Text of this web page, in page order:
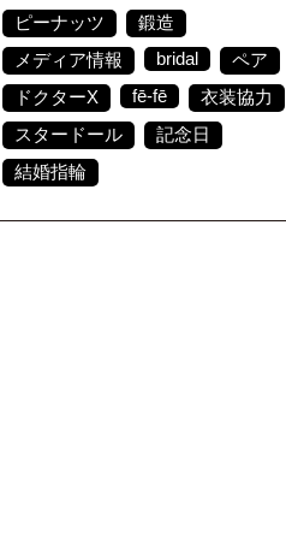
ピーナッツ
鍛造
メディア情報
bridal
ペア
ドクターX
fē-fē
衣装協力
スタードール
記念日
結婚指輪